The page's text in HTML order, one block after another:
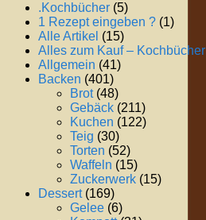
.Kochbücher (5)
1 Rezept eingeben ? (1)
Alle Artikel (15)
Alles zum Kauf – Kochbücher
Allgemein (41)
Backen (401)
Brot(48)
Gebäck (211)
Kuchen (122)
Teig (30)
Torten (52)
Waffeln (15)
Zuckerwerk (15)
Dessert(169)
Gelee (6)